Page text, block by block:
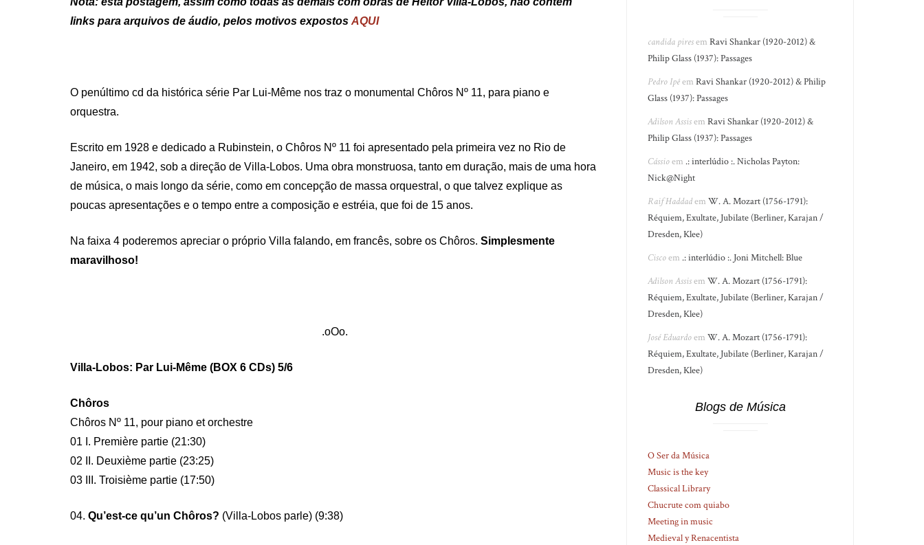
links para arquivos de áudio, pelos motivos expostos AQUI
O penúltimo cd da histórica série Par Lui-Même nos traz o monumental Chôros Nº 11, para piano e
orquestra.
Escrito em 1928 e dedicado a Rubinstein, o Chôros Nº 11 foi apresentado pela primeira vez no Rio de
Janeiro, em 1942, sob a direção de Villa-Lobos. Uma obra monstruosa, tanto em duração, mais de uma hora
de música, o mais longo da série, como em concepção de massa orquestral, o que talvez explique as
poucas apresentações e o tempo entre a composição e estréia, que foi de 15 anos.
Na faixa 4 poderemos apreciar o próprio Villa falando, em francês, sobre os Chôros. Simplesmente
maravilhoso!
.oOo.
Villa-Lobos: Par Lui-Même (BOX 6 CDs) 5/6
Chôros
Chôros Nº 11, pour piano et orchestre
01 I. Première partie (21:30)
02 II. Deuxième partie (23:25)
03 III. Troisième partie (17:50)
04. Qu’est-ce qu’un Chôros? (Villa-Lobos parle) (9:38)
candida piresemRavi Shankar (1920-2012) &
Philip Glass (1937): Passages
Pedro IpêemRavi Shankar (1920-2012) & Philip
Glass (1937): Passages
Adilson AssisemRavi Shankar (1920-2012) &
Philip Glass (1937): Passages
Cássioem .: interlúdio :. Nicholas Payton:
Nick@Night
Raif HaddademW. A. Mozart (1756-1791):
Réquiem, Exultate, Jubilate (Berliner, Karajan /
Dresden, Klee)
Ciscoem .: interlúdio :. Joni Mitchell: Blue
Adilson AssisemW. A. Mozart (1756-1791):
Réquiem, Exultate, Jubilate (Berliner, Karajan /
Dresden, Klee)
José EduardoemW. A. Mozart (1756-1791):
Réquiem, Exultate, Jubilate (Berliner, Karajan /
Dresden, Klee)
Blogs de Música
O Ser da Música
Music is the key
Classical Library
Chucrute com quiabo
Meeting in music
Medieval y Renacentista